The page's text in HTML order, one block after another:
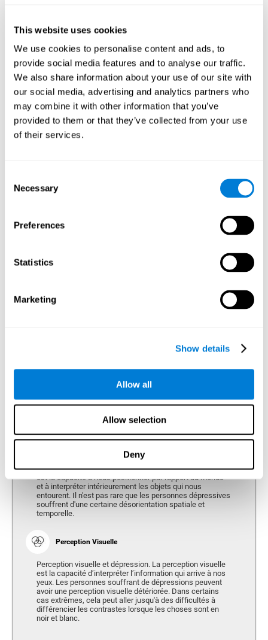
This website uses cookies
We use cookies to personalise content and ads, to
provide social media features and to analyse our traffic.
We also share information about your use of our site with
our social media, advertising and analytics partners who
may combine it with other information that you’ve
provided to them or that they’ve collected from your use
of their services.
Selection
Necessary
Preferences
Statistics
Marketing
Show details
Allow all
Allow selection
Deny
faisant appel à la mémoire de travail.
Coordination
Capacité d'exécuter efficacement des mouvements précis et
ordonnés.
mains en fonction de l'information que nous recevons par
dans la manipulation et la précision. Certaines études
montrent que, chez les patients souffrant de dépression,
Temps de réaction et dépression. Le temps de réaction
Perception
Capacité d'interpréter les stimuli de notre environnement.
Perception spatiale et dépression. La perception spatiale
est la capacité à nous positionner par rapport au monde
et à interpréter intérieurement les objets qui nous
entourent. Il n'est pas rare que les personnes dépressives
souffrent d'une certaine désorientation spatiale et
temporelle.
Perception Visuelle
Perception visuelle et dépression. La perception visuelle
est la capacité d’interpréter l’information qui arrive à nos
yeux. Les personnes souffrant de dépressions peuvent
avoir une perception visuelle détériorée. Dans certains
cas extrêmes, cela peut aller jusqu'à des difficultés à
différencier les contrastes lorsque les choses sont en
noir et blanc.